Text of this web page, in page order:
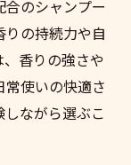
のシャンプー
の持続力や自
香りの強さや
使いの快適さ
ながら選ぶこ